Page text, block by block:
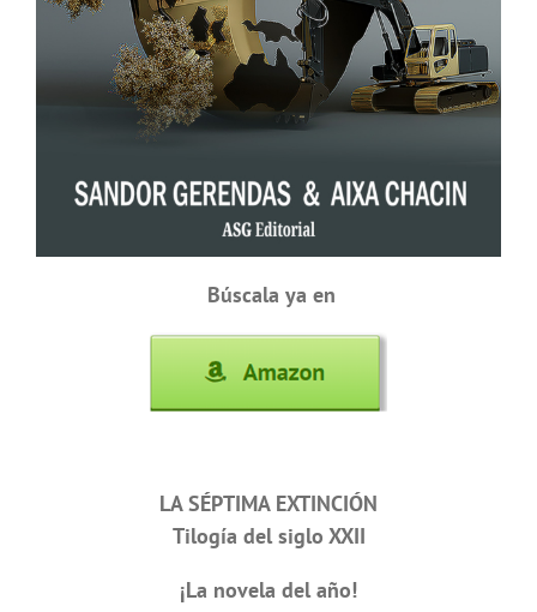
Búscala ya en
LA SÉPTIMA EXTINCIÓN
Tilogía del siglo XXII
¡La novela del año!